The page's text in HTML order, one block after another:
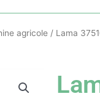
agricole / Lama